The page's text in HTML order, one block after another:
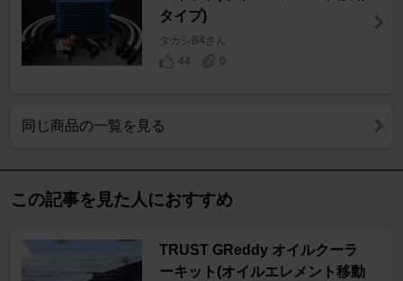
タイプ)
タカシB4さん
44
0
同じ商品の一覧を見る
この記事を見た人におすすめ
TRUST GReddy オイルクーラ
ーキット(オイルエレメント移動